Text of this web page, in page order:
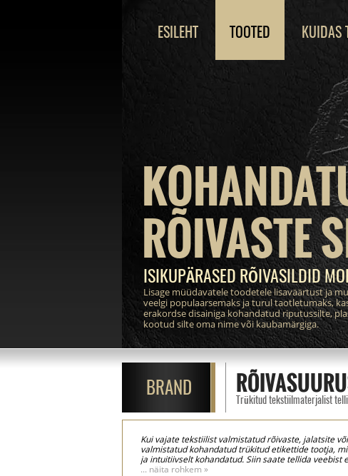
RÕIVASTE
ISIKUPÄRASED RÕIVASILDID
Lisage müüdavatele toodetele lisaväärtust ja
veelgi populaarsemaks ja turul taotletumaks,
erakordse disainiga kohandatud riputussilte,
kootud silte oma nime või kaubamärgiga.
ESILEHT TOOTED KUIDAS
BRAND
Trükitud tekstiilmaterjalist
Kui vajate tekstiilist valmistatud rõivaste, jalatsite
valmistatud kohandatud trükitud etikettide tootja,
ja intuitiivselt kohandatud. Siin saate tellida
rätsepatöökojas tarnitakse etiketid lõigatud
... näita rohkem »